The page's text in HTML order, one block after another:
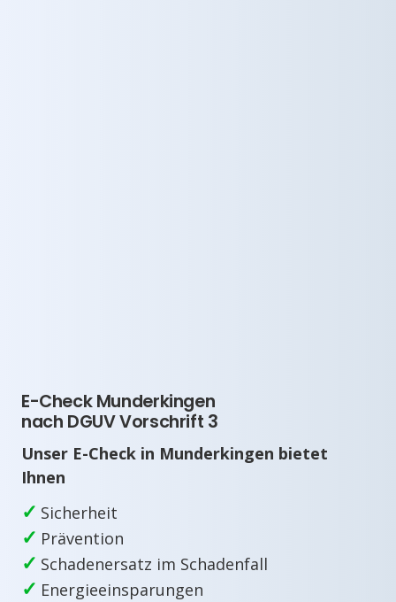
E-Check Munderkingen
nach DGUV Vorschrift 3
Unser E-Check in Munderkingen bietet
Ihnen
✓ Sicherheit
✓ Prävention
✓ Schadenersatz im Schadenfall
✓ Energieeinsparungen